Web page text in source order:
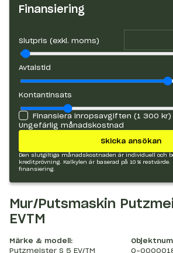
Finansiering
Slutpris (exkl. moms)
Avtalstid
Kontantinsats
Finansiera inropsavgiften (1 300 kr)
Ungefärlig månadskostnad
Skicka ansökan
Den slutgiltiga månadskostnaden är individuell och
kreditprövning. Kalkylen är baserad på 10 % restvärde.
finansiering.
Mur/Putsmaskin
EVTM
Märke & modell:
Putzmeister S 5 EV/TM
O-